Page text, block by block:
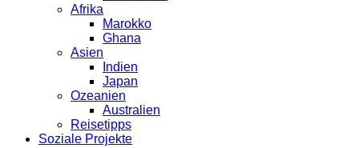
Afrika
Marokko
Ghana
Asien
Indien
Japan
Ozeanien
Australien
Reisetipps
Soziale Projekte